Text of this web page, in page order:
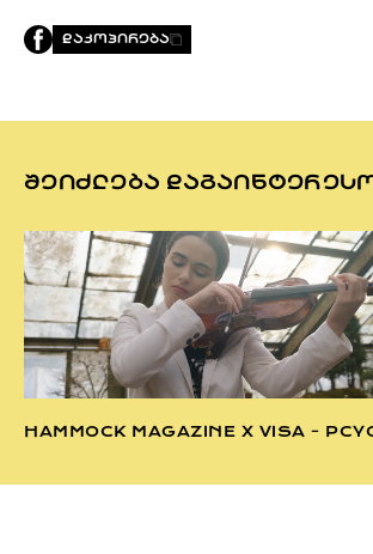
ᲓᲐᲙᲝᲞᲘᲠᲔᲑᲐ
ᲨᲔᲘᲫᲚᲔᲑᲐ
HAMMOCK MAGAZINE X VISA -